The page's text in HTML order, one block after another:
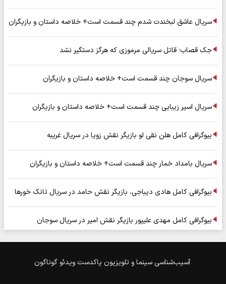
سریال عاشق لبخندت شدم چند قسمت است+ خلاصه داستان و بازیگران
جک قصاب؛ قاتل سریالی مرموزی که هرگز دستگیر نشد
سریال سوجان چند قسمت است+ خلاصه داستان و بازیگران
سریال اسیر زیبایی چند قسمت است+ خلاصه داستان و بازیگران
بیوگرافی کامل هلن نقی لو بازیگر نقش زویا در سریال غریبه
سریال بامداد خمار چند قسمت است+ خلاصه داستان و بازیگران
بیوگرافی کامل هادی دیباجی، بازیگر نقش حامد در سریال تانک خورها
بیوگرافی کامل مهدی علیپور بازیگر نقش امیر در سریال سوجان
آسیب‌شناسی سینما و تلویزیون پاکدست ویدئو گوناگون